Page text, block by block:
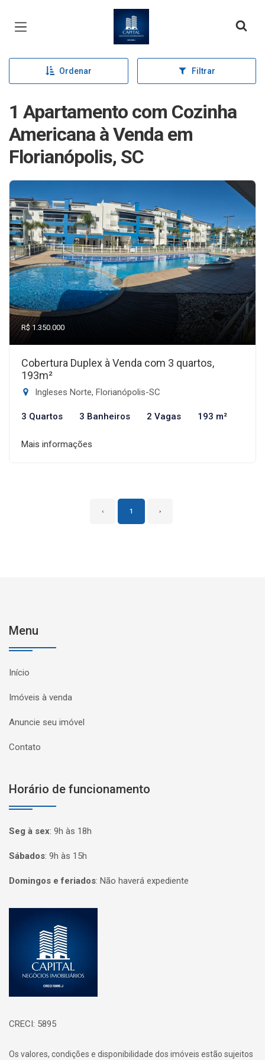
Página inicial
Ordenar Filtrar
1 Apartamento com Cozinha
Americana à Venda em
Florianópolis, SC
R$ 1.350.000
Cobertura Duplex à Venda com 3 quartos,
193m²
Ingleses Norte, Florianópolis-SC
3 Quartos 3 Banheiros 2 Vagas 193 m²
Mais informações
‹ 1 ›
Menu
Início
Imóveis à venda
Anuncie seu imóvel
Contato
Horário de funcionamento
Seg à sex: 9h às 18h
Sábados: 9h às 15h
Domingos e feriados: Não haverá expediente
CRECI: 5895
Os valores, condições e disponibilidade dos imóveis estão sujeitos